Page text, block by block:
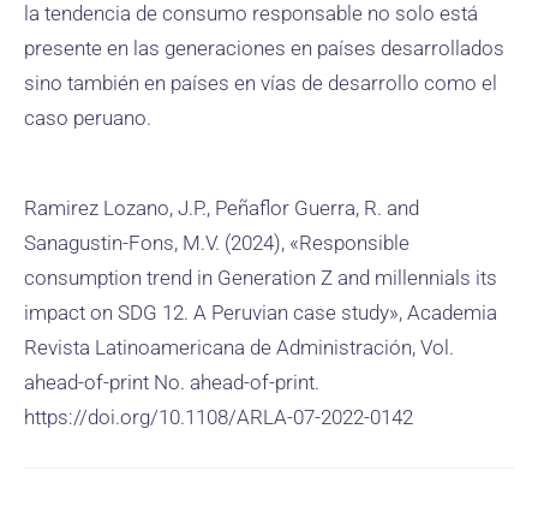
la tendencia de consumo responsable no solo está
presente en las generaciones en países desarrollados
sino también en países en vías de desarrollo como el
caso peruano.
Ramirez Lozano, J.P., Peñaflor Guerra, R. and
Sanagustin-Fons, M.V. (2024), «Responsible
consumption trend in Generation Z and millennials its
impact on SDG 12. A Peruvian case study», Academia
Revista Latinoamericana de Administración, Vol.
ahead-of-print No. ahead-of-print.
https://doi.org/10.1108/ARLA-07-2022-0142